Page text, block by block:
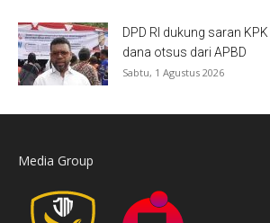
DPD RI dukung saran
dana otsus dari APBD
Sabtu, 1 Agustus 2026
Media Group